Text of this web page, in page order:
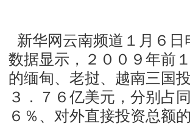
新华网云南频道１月６
数据显示，２００９年前
的缅甸、老挝、越南三国
３．７６亿美元，分别占
６％、对外直接投资总额